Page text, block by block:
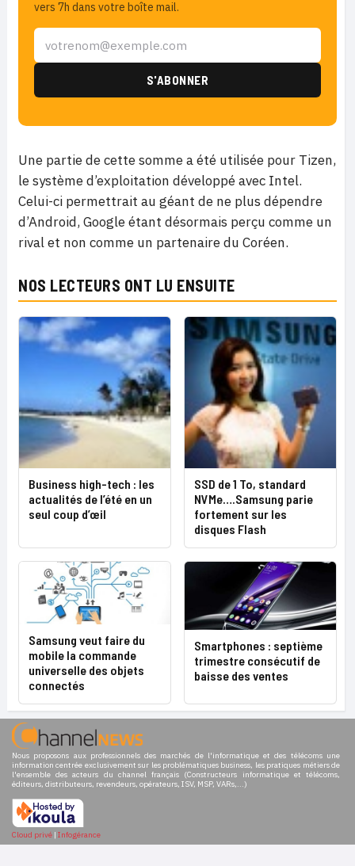
vers 7h dans votre boîte mail.
Une partie de cette somme a été utilisée pour Tizen,
le système d’exploitation développé avec Intel.
Celui-ci permettrait au géant de ne plus dépendre
d’Android, Google étant désormais perçu comme un
rival et non comme un partenaire du Coréen.
NOS LECTEURS ONT LU ENSUITE
Business high-tech : les
actualités de l’été en un
seul coup d’œil
SSD de 1 To, standard
NVMe….Samsung parie
fortement sur les
disques Flash
Samsung veut faire du
mobile la commande
universelle des objets
connectés
Smartphones : septième
trimestre consécutif de
baisse des ventes
Nous proposons aux professionnels des marchés de l'informatique et des télécoms une
information centrée exclusivement sur les problématiques business, les pratiques métiers de
l'ensemble des acteurs du channel français (Constructeurs informatique et télécoms,
éditeurs, distributeurs, revendeurs, opérateurs, ISV, MSP, VARs,...)
Cloud privé | Infogérance